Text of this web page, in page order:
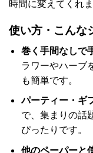
時間に変えてくれま
使い方・こんな
巻く手間なしで
ラワーやハーブ
も簡単です。
パーティー・ギ
で、集まりの話
ぴったりです。
他のペーパーと